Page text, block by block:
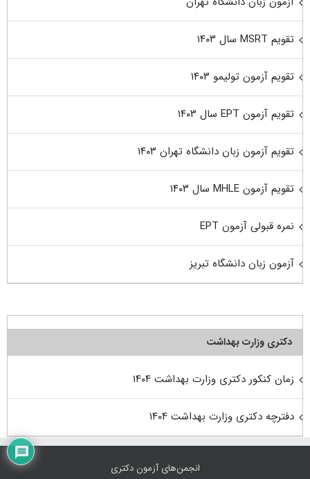
تقویم MSRT سال ۱۴۰۳
تقویم آزمون تولیمو ۱۴۰۳
تقویم آزمون EPT سال ۱۴۰۳
تقویم آزمون زبان دانشگاه تهران ۱۴۰۳
تقویم آزمون MHLE سال ۱۴۰۳
نمره قبولی آزمون EPT
آزمون زبان دانشگاه تبریز
دکتری وزارت بهداشت
زمان کنکور دکتری وزارت بهداشت ۱۴۰۴
دفترچه دکتری وزارت بهداشت ۱۴۰۴
انجمن‌های آزمون دکتری